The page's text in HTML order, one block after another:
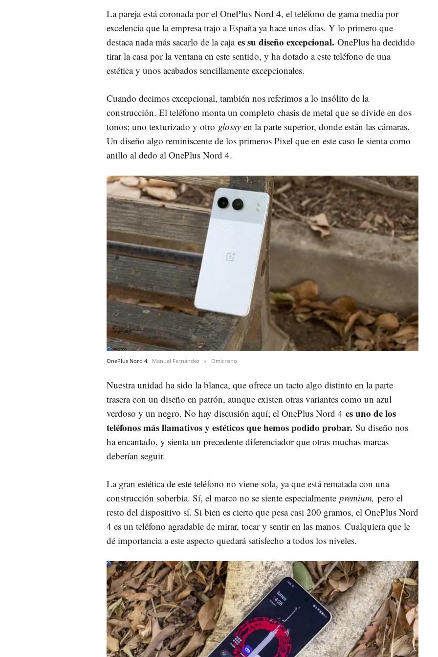
La pareja está coronada por el OnePlus Nord 4, el teléfono de gama media por
excelencia que la empresa trajo a España ya hace unos días. Y lo primero que
destaca nada más sacarlo de la caja es su diseño excepcional. OnePlus ha decidido
tirar la casa por la ventana en este sentido, y ha dotado a este teléfono de una
estética y unos acabados sencillamente excepcionales.
Cuando decimos excepcional, también nos referimos a lo insólito de la
construcción. El teléfono monta un completo chasis de metal que se divide en dos
tonos; uno texturizado y otro glossy en la parte superior, donde están las cámaras.
Un diseño algo reminiscente de los primeros Pixel que en este caso le sienta como
anillo al dedo al OnePlus Nord 4.
OnePlus Nord 4. Manuel Fernández Omicrono
Nuestra unidad ha sido la blanca, que ofrece un tacto algo distinto en la parte
trasera con un diseño en patrón, aunque existen otras variantes como un azul
verdoso y un negro. No hay discusión aquí; el OnePlus Nord 4 es uno de los
teléfonos más llamativos y estéticos que hemos podido probar. Su diseño nos
ha encantado, y sienta un precedente diferenciador que otras muchas marcas
deberían seguir.
La gran estética de este teléfono no viene sola, ya que está rematada con una
construcción soberbia. Sí, el marco no se siente especialmente premium, pero el
resto del dispositivo sí. Si bien es cierto que pesa casi 200 gramos, el OnePlus Nord
4 es un teléfono agradable de mirar, tocar y sentir en las manos. Cualquiera que le
dé importancia a este aspecto quedará satisfecho a todos los niveles.